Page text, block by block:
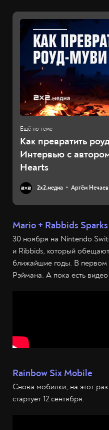
Как превратить
Интервью с
Hearts
2х2.медиа Артём Нечаев
Mario + Rabbids
30 ноября на Nintendo
и Ribbids, который
ближайшие годы. В
Рэймана. А пока есть
Rainbow Six Mobile
Снова мобилки, на этот
стартует 12 сентября.